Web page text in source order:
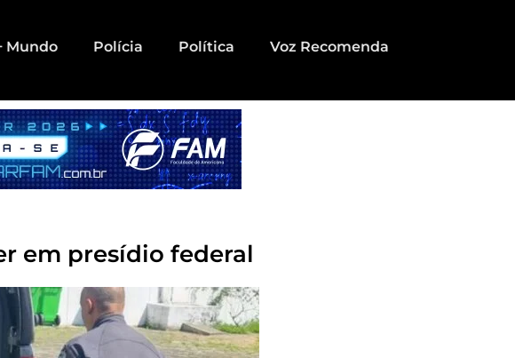
Mundo Polícia Política Voz Recomenda
em presídio federal